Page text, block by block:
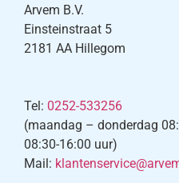
Arvem B.V.
Einsteinstraat 5
2181 AA Hillegom
Tel: 0252-533256
(maandag – donderdag
08:30-16:00 uur)
Mail: